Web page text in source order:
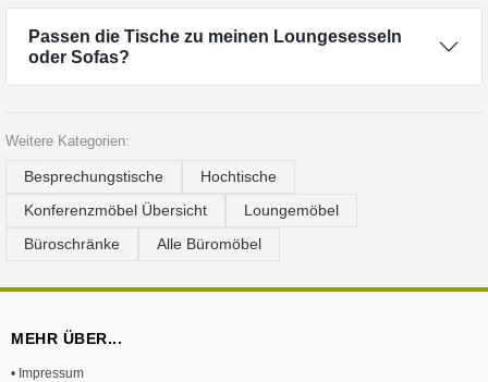
Passen die Tische zu meinen Loungesesseln
oder Sofas?
Weitere Kategorien:
Besprechungstische
Hochtische
Konferenzmöbel Übersicht
Loungemöbel
Büroschränke
Alle Büromöbel
MEHR ÜBER...
• Impressum